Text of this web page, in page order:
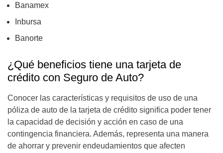
Banamex
Inbursa
Banorte
¿Qué beneficios tiene una tarjeta de
crédito con Seguro de Auto?
Conocer las características y requisitos de uso de una
póliza de auto de la tarjeta de crédito significa poder tener
la capacidad de decisión y acción en caso de una
contingencia financiera. Además, representa una manera
de ahorrar y prevenir endeudamientos que afecten